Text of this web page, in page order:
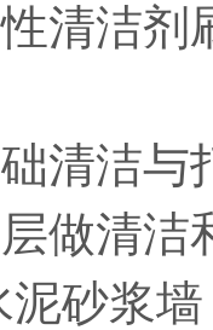
清洁
清洁与
清洁
浆墙